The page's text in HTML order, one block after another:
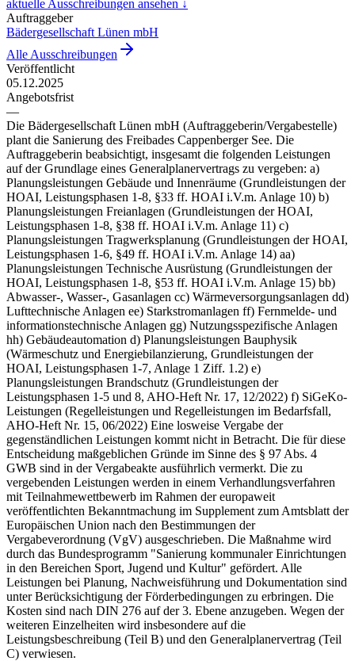
aktuelle Ausschreibungen ansehen ↓
Auftraggeber
Bädergesellschaft Lünen mbH
Alle Ausschreibungen
Veröffentlicht
05.12.2025
Angebotsfrist
—
Die Bädergesellschaft Lünen mbH (Auftraggeberin/Vergabestelle)
plant die Sanierung des Freibades Cappenberger See. Die
Auftraggeberin beabsichtigt, insgesamt die folgenden Leistungen
auf der Grundlage eines Generalplanervertrags zu vergeben: a)
Planungsleistungen Gebäude und Innenräume (Grundleistungen der
HOAI, Leistungsphasen 1-8, §33 ff. HOAI i.V.m. Anlage 10) b)
Planungsleistungen Freianlagen (Grundleistungen der HOAI,
Leistungsphasen 1-8, §38 ff. HOAI i.V.m. Anlage 11) c)
Planungsleistungen Tragwerksplanung (Grundleistungen der HOAI,
Leistungsphasen 1-6, §49 ff. HOAI i.V.m. Anlage 14) aa)
Planungsleistungen Technische Ausrüstung (Grundleistungen der
HOAI, Leistungsphasen 1-8, §53 ff. HOAI i.V.m. Anlage 15) bb)
Abwasser-, Wasser-, Gasanlagen cc) Wärmeversorgungsanlagen dd)
Lufttechnische Anlagen ee) Starkstromanlagen ff) Fernmelde- und
informationstechnische Anlagen gg) Nutzungsspezifische Anlagen
hh) Gebäudeautomation d) Planungsleistungen Bauphysik
(Wärmeschutz und Energiebilanzierung, Grundleistungen der
HOAI, Leistungsphasen 1-7, Anlage 1 Ziff. 1.2) e)
Planungsleistungen Brandschutz (Grundleistungen der
Leistungsphasen 1-5 und 8, AHO-Heft Nr. 17, 12/2022) f) SiGeKo-
Leistungen (Regelleistungen und Regelleistungen im Bedarfsfall,
AHO-Heft Nr. 15, 06/2022) Eine losweise Vergabe der
gegenständlichen Leistungen kommt nicht in Betracht. Die für diese
Entscheidung maßgeblichen Gründe im Sinne des § 97 Abs. 4
GWB sind in der Vergabeakte ausführlich vermerkt. Die zu
vergebenden Leistungen werden in einem Verhandlungsverfahren
mit Teilnahmewettbewerb im Rahmen der europaweit
veröffentlichten Bekanntmachung im Supplement zum Amtsblatt der
Europäischen Union nach den Bestimmungen der
Vergabeverordnung (VgV) ausgeschrieben. Die Maßnahme wird
durch das Bundesprogramm "Sanierung kommunaler Einrichtungen
in den Bereichen Sport, Jugend und Kultur" gefördert. Alle
Leistungen bei Planung, Nachweisführung und Dokumentation sind
unter Berücksichtigung der Förderbedingungen zu erbringen. Die
Kosten sind nach DIN 276 auf der 3. Ebene anzugeben. Wegen der
weiteren Einzelheiten wird insbesondere auf die
Leistungsbeschreibung (Teil B) und den Generalplanervertrag (Teil
C) verwiesen.